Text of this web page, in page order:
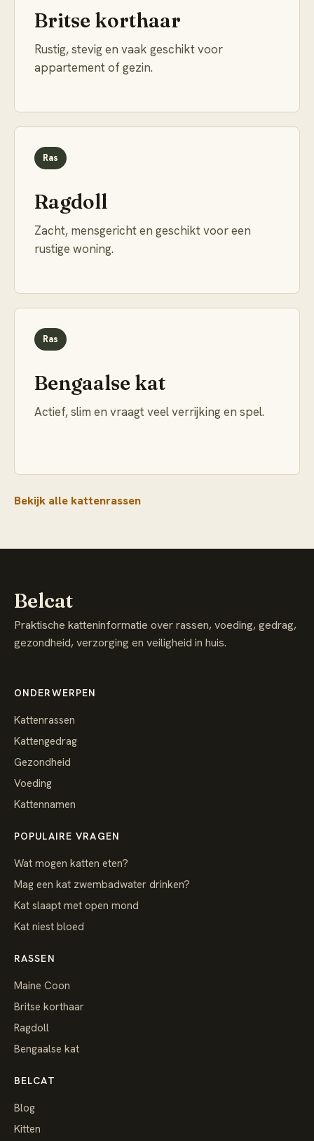
Britse korthaar
Rustig, stevig en vaak geschikt voor
appartement of gezin.
Ras
Ragdoll
Zacht, mensgericht en geschikt voor een
rustige woning.
Ras
Bengaalse kat
Actief, slim en vraagt veel verrijking en spel.
Bekijk alle kattenrassen
Belcat
Praktische katteninformatie over rassen, voeding, gedrag,
gezondheid, verzorging en veiligheid in huis.
ONDERWERPEN
Kattenrassen
Kattengedrag
Gezondheid
Voeding
Kattennamen
POPULAIRE VRAGEN
Wat mogen katten eten?
Mag een kat zwembadwater drinken?
Kat slaapt met open mond
Kat niest bloed
RASSEN
Maine Coon
Britse korthaar
Ragdoll
Bengaalse kat
BELCAT
Blog
Kitten